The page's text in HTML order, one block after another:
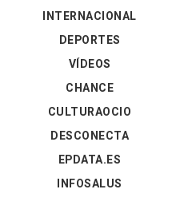
INTERNACIONAL
DEPORTES
VÍDEOS
CHANCE
CULTURAOCIO
DESCONECTA
EPDATA.ES
INFOSALUS